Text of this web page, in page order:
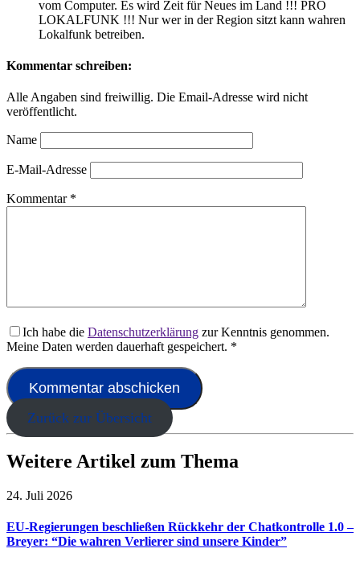
vom Computer. Es wird Zeit für Neues im Land !!! PRO
LOKALFUNK !!! Nur wer in der Region sitzt kann wahren
Lokalfunk betreiben.
Kommentar schreiben:
Alle Angaben sind freiwillig. Die Email-Adresse wird nicht
veröffentlicht.
Name
E-Mail-Adresse
Kommentar *
Ich habe die Datenschutzerklärung zur Kenntnis genommen.
Meine Daten werden dauerhaft gespeichert. *
Zurück zur Übersicht
Weitere Artikel zum Thema
24. Juli 2026
EU-Regierungen beschließen Rückkehr der Chatkontrolle 1.0 –
Breyer: “Die wahren Verlierer sind unsere Kinder”